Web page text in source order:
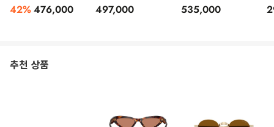
42%476,000 497,000 535,000
추천 상품